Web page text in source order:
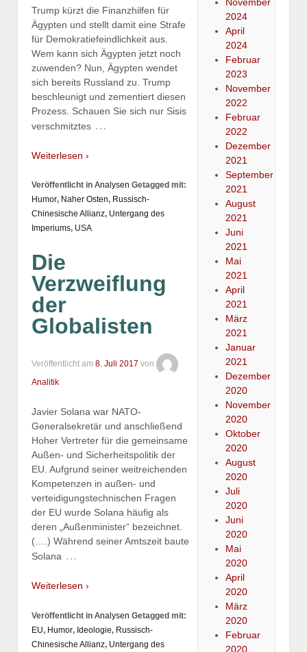
Trump kürzt die Finanzhilfen für
Ägypten und stellt damit eine Strafe
für Demokratiefeindlichkeit aus.
Wem kann sich Ägypten jetzt noch
zuwenden? Nun, Ägypten wendet
sich bereits Russland zu. Trump
beschleunigt und zementiert diesen
Prozess. Schauen Sie sich nur Sisis
verschmitztes …
Weiterlesen ›
Veröffentlicht in Analysen Getagged mit:
Humor, Naher Osten, Russisch-
Chinesische Allianz, Untergang des
Imperiums, USA
Die
Verzweiflung
der
Globalisten
Veröffentlicht am 8. Juli 2017 von
Analitik
Javier Solana war NATO-
Generalsekretär und anschließend
Hoher Vertreter für die gemeinsame
Außen- und Sicherheitspolitik der
EU. Aufgrund seiner weitreichenden
Kompetenzen in außen- und
verteidigungstechnischen Fragen
der EU wurde Solana häufig als
deren „Außenminister“ bezeichnet.
(….) Während seiner Amtszeit baute
Solana …
Weiterlesen ›
Veröffentlicht in Analysen Getagged mit:
EU, Humor, Ideologie, Russisch-
Chinesische Allianz, Untergang des
2024
April
2024
Februar
2023
November
2022
Februar
2022
Dezember
2021
September
2021
August
2021
Juni
2021
Mai
2021
April
2021
März
2021
Januar
2021
Dezember
2020
November
2020
Oktober
2020
August
2020
Juli
2020
Juni
2020
Mai
2020
April
2020
März
2020
Februar
2020